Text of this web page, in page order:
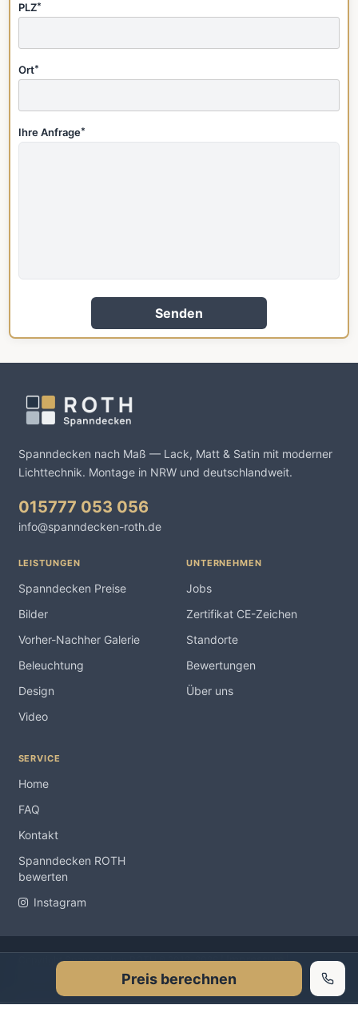
PLZ*
Ort*
Ihre Anfrage*
Senden
Spanndecken nach Maß — Lack, Matt & Satin mit moderner
Lichttechnik. Montage in NRW und deutschlandweit.
015777 053 056
info@spanndecken-roth.de
LEISTUNGEN
Spanndecken Preise
Bilder
Vorher-Nachher Galerie
Beleuchtung
Design
Video
UNTERNEHMEN
Jobs
Zertifikat CE-Zeichen
Standorte
Bewertungen
Über uns
SERVICE
Home
FAQ
Kontakt
Spanndecken ROTH
bewerten
Instagram
Copyright Spanndecken ROTH ® 2012-2026 |Impressum|
DatenschutzerklärungPreis berechnen